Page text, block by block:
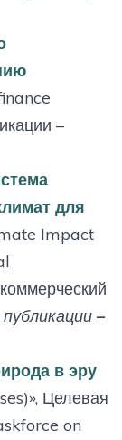
–
для
Impact
–
в эру
Целевая
on